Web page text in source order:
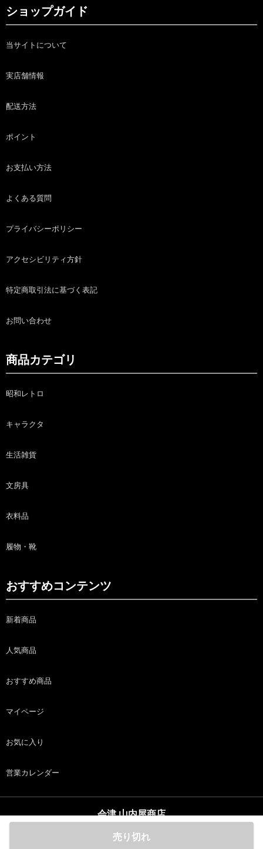
売り切れ
ショップガイド
当サイトについて
実店舗情報
配送方法
ポイント
お支払い方法
よくある質問
プライバシーポリシー
アクセシビリティ方針
特定商取引法に基づく表記
お問い合わせ
商品カテゴリ
昭和レトロ
キャラクタ
生活雑貨
文房具
衣料品
履物・靴
おすすめコンテンツ
新着商品
人気商品
おすすめ商品
マイページ
お気に入り
営業カレンダー
会津 山内屋商店
copyright (c) 会津 山内屋商店 all rights reserved.